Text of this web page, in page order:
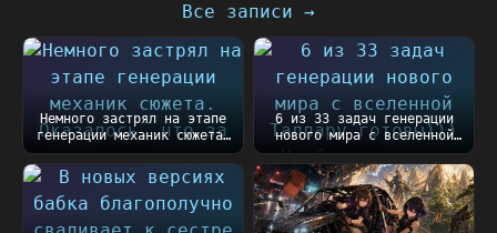
Все записи →
Немного застрял на этапе
генерации механик сюжета.
Оказалось, чт...
6 из 33 задач генерации
нового мира с вселенной
Таллару готовы))...